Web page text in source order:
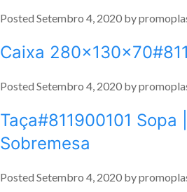
Posted Setembro 4, 2020 by
Caixa
Posted Setembro 4, 2020 by
Taça#811900101 Sopa
Sobremesa
Posted Setembro 4, 2020 by